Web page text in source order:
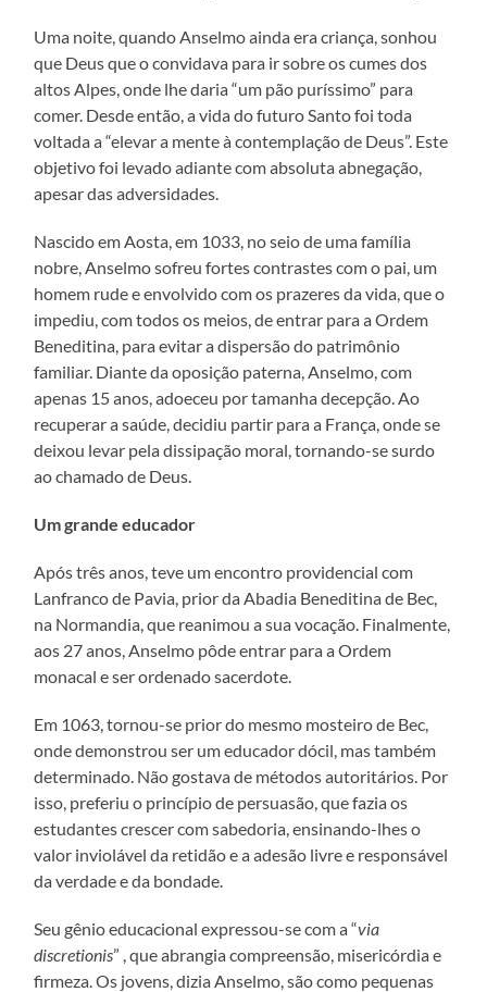
Uma noite, quando Anselmo ainda era criança, sonhou
que Deus que o convidava para ir sobre os cumes dos
altos Alpes, onde lhe daria “um pão puríssimo” para
comer. Desde então, a vida do futuro Santo foi toda
voltada a “elevar a mente à contemplação de Deus”. Este
objetivo foi levado adiante com absoluta abnegação,
apesar das adversidades.
Nascido em Aosta, em 1033, no seio de uma família
nobre, Anselmo sofreu fortes contrastes com o pai, um
homem rude e envolvido com os prazeres da vida, que o
impediu, com todos os meios, de entrar para a Ordem
Beneditina, para evitar a dispersão do patrimônio
familiar. Diante da oposição paterna, Anselmo, com
apenas 15 anos, adoeceu por tamanha decepção. Ao
recuperar a saúde, decidiu partir para a França, onde se
deixou levar pela dissipação moral, tornando-se surdo
ao chamado de Deus.
Um grande educador
Após três anos, teve um encontro providencial com
Lanfranco de Pavia, prior da Abadia Beneditina de Bec,
na Normandia, que reanimou a sua vocação. Finalmente,
aos 27 anos, Anselmo pôde entrar para a Ordem
monacal e ser ordenado sacerdote.
Em 1063, tornou-se prior do mesmo mosteiro de Bec,
onde demonstrou ser um educador dócil, mas também
determinado. Não gostava de métodos autoritários. Por
isso, preferiu o princípio de persuasão, que fazia os
estudantes crescer com sabedoria, ensinando-lhes o
valor inviolável da retidão e a adesão livre e responsável
da verdade e da bondade.
Seu gênio educacional expressou-se com a “via
discretionis” , que abrangia compreensão, misericórdia e
firmeza. Os jovens, dizia Anselmo, são como pequenas